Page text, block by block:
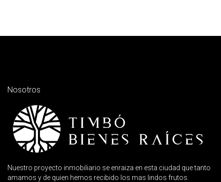
Nosotros
Nuestro proyecto inmobiliario se enraiza en esta ciudad que tanto
amamos y de quien hemos recibido los mas lindos frutos.